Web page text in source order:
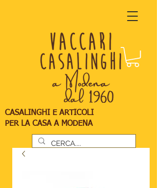
CASALINGHI E ARTICOLI
PER LA CASA A MODENA